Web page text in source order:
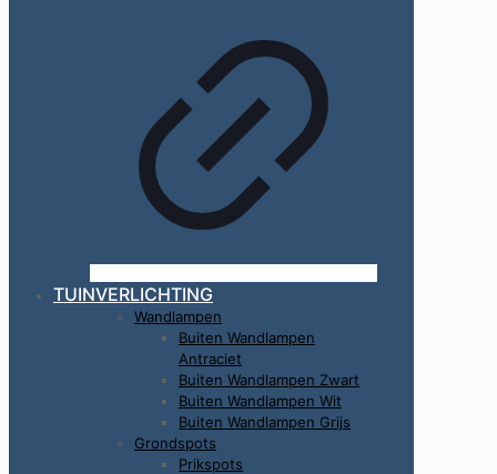
TUINVERLICHTING
Wandlampen
Buiten Wandlampen
Antraciet
Buiten Wandlampen Zwart
Buiten Wandlampen Wit
Buiten Wandlampen Grijs
Grondspots
Prikspots